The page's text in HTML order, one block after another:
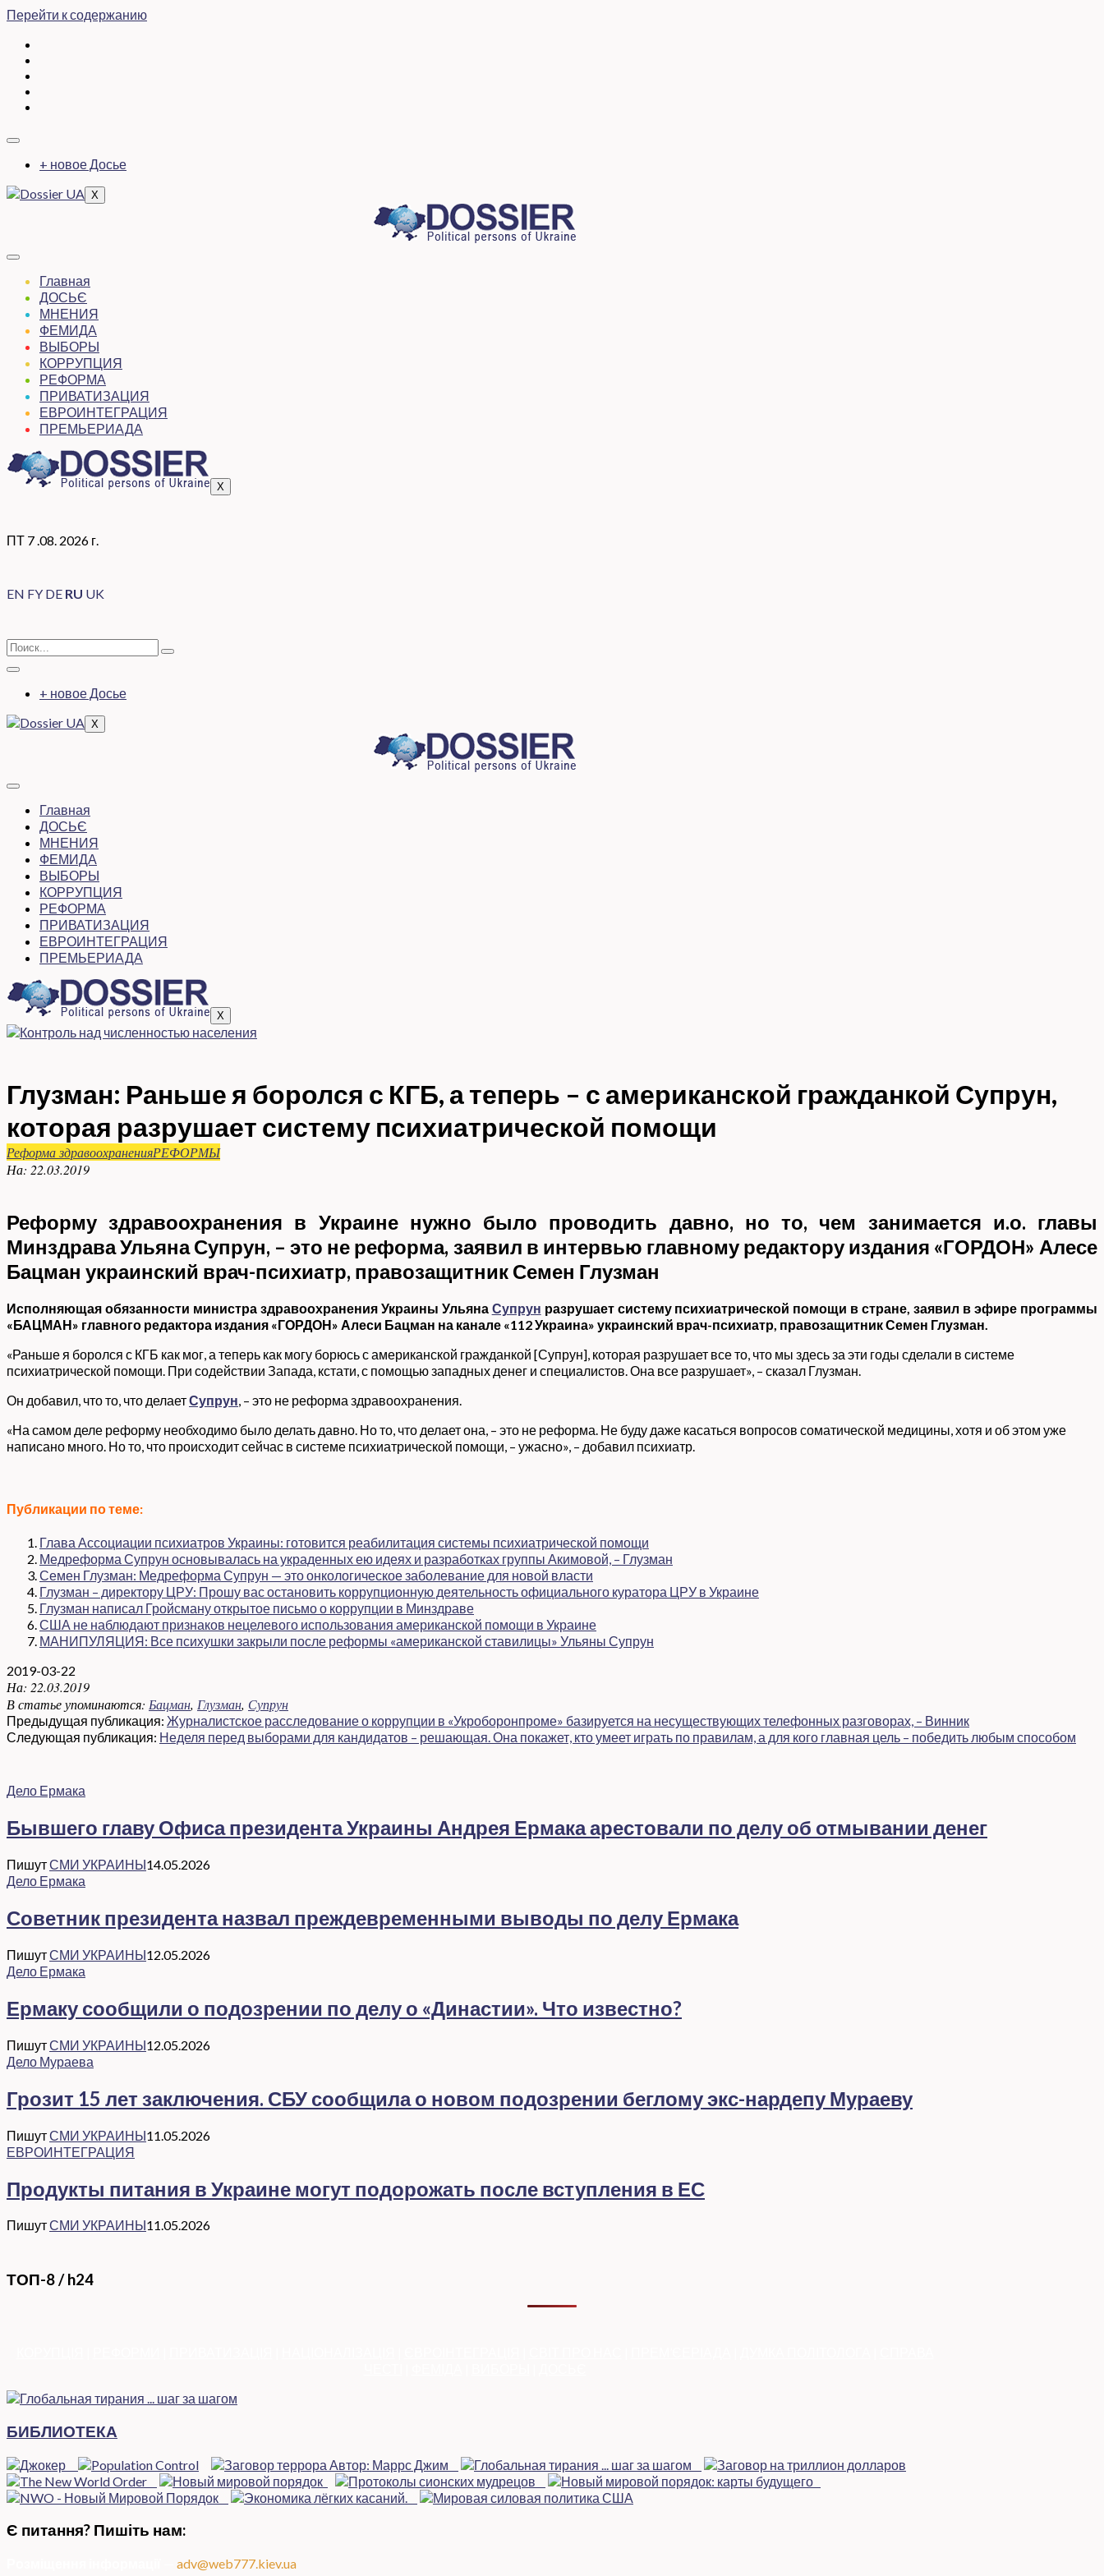
Перейти к содержанию
+ новое Досье
X
Главная
ДОСЬЄ
МНЕНИЯ
ФЕМИДА
ВЫБОРЫ
КОРРУПЦИЯ
РЕФОРМА
ПРИВАТИЗАЦИЯ
ЕВРОИНТЕГРАЦИЯ
ПРЕМЬЕРИАДА
X
ПТ 7 .08. 2026 г.
EN FY DE RU UK
+ новое Досье
X
Главная
ДОСЬЄ
МНЕНИЯ
ФЕМИДА
ВЫБОРЫ
КОРРУПЦИЯ
РЕФОРМА
ПРИВАТИЗАЦИЯ
ЕВРОИНТЕГРАЦИЯ
ПРЕМЬЕРИАДА
X
Глузман: Раньше я боролся с КГБ, а теперь – с американской гражданкой Супрун,
которая разрушает систему психиатрической помощи
Реформа здравоохраненияРЕФОРМЫ
На: 22.03.2019
Реформу здравоохранения в Украине нужно было проводить давно, но то, чем занимается и.о. главы
Минздрава Ульяна Супрун, – это не реформа, заявил в интервью главному редактору издания «ГОРДОН» Алесе
Бацман украинский врач-психиатр, правозащитник Семен Глузман
Исполняющая обязанности министра здравоохранения Украины Ульяна Супрун разрушает систему психиатрической помощи в стране, заявил в эфире программы
«БАЦМАН» главного редактора издания «ГОРДОН» Алеси Бацман на канале «112 Украина» украинский врач-психиатр, правозащитник Семен Глузман.
«Раньше я боролся с КГБ как мог, а теперь как могу борюсь с американской гражданкой [Супрун], которая разрушает все то, что мы здесь за эти годы сделали в системе
психиатрической помощи. При содействии Запада, кстати, с помощью западных денег и специалистов. Она все разрушает», – сказал Глузман.
Он добавил, что то, что делаетСупрун, – это не реформа здравоохранения.
«На самом деле реформу необходимо было делать давно. Но то, что делает она, – это не реформа. Не буду даже касаться вопросов соматической медицины, хотя и об этом уже
написано много. Но то, что происходит сейчас в системе психиатрической помощи, – ужасно», – добавил психиатр.
Публикации по теме:
Глава Ассоциации психиатров Украины: готовится реабилитация системы психиатрической помощи
Медреформа Супрун основывалась на украденных ею идеях и разработках группы Акимовой, – Глузман
Семен Глузман: Медреформа Супрун — это онкологическое заболевание для новой власти
Глузман – директору ЦРУ: Прошу вас остановить коррупционную деятельность официального куратора ЦРУ в Украине
Глузман написал Гройсману открытое письмо о коррупции в Минздраве
США не наблюдают признаков нецелевого использования американской помощи в Украине
МАНИПУЛЯЦИЯ: Все психушки закрыли после реформы «американской ставилицы» Ульяны Супрун
2019-03-22
На: 22.03.2019
В статье упоминаются: Бацман, Глузман, Супрун
Предыдущая публикация: Журналистское расследование о коррупции в «Укроборонпроме» базируется на несуществующих телефонных разговорах, – Винник
Следующая публикация: Неделя перед выборами для кандидатов – решающая. Она покажет, кто умеет играть по правилам, а для кого главная цель – победить любым способом
Дело Ермака
Бывшего главу Офиса президента Украины Андрея Ермака арестовали по делу об отмывании денег
ПишутСМИ УКРАИНЫ14.05.2026
Дело Ермака
Советник президента назвал преждевременными выводы по делу Ермака
ПишутСМИ УКРАИНЫ12.05.2026
Дело Ермака
Ермаку сообщили о подозрении по делу о «Династии». Что известно?
ПишутСМИ УКРАИНЫ12.05.2026
Дело Мураева
Грозит 15 лет заключения. СБУ сообщила о новом подозрении беглому экс-нардепу Мураеву
ПишутСМИ УКРАИНЫ11.05.2026
ЕВРОИНТЕГРАЦИЯ
Продукты питания в Украине могут подорожать после вступления в ЕС
ПишутСМИ УКРАИНЫ11.05.2026
ТОП-8 / h24
БИБЛИОТЕКА
Є питання? Пишіть нам:
adv@web777.kiev.ua